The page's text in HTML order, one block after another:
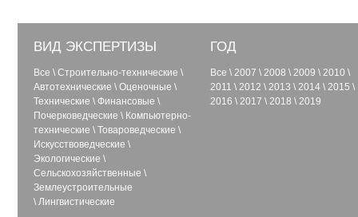
ВИД ЭКСПЕРТИЗЫ
Все \ Строительно-технические \
Автотехнические \ Оценочные \
Технические \ Финансовые \
Почерковедческие \ Компьютерно-
технические \ Товароведческие \
Искусствоведческие \
Экологические \
Сельскохозяйственные \
Землеустроительные
\ Лингвистические
ГОД
Все \ 2007 \ 2008 \ 2009 \ 2010 \
2011 \ 2012 \ 2013 \ 2014 \ 2015 \
2016 \ 2017 \ 2018 \ 2019